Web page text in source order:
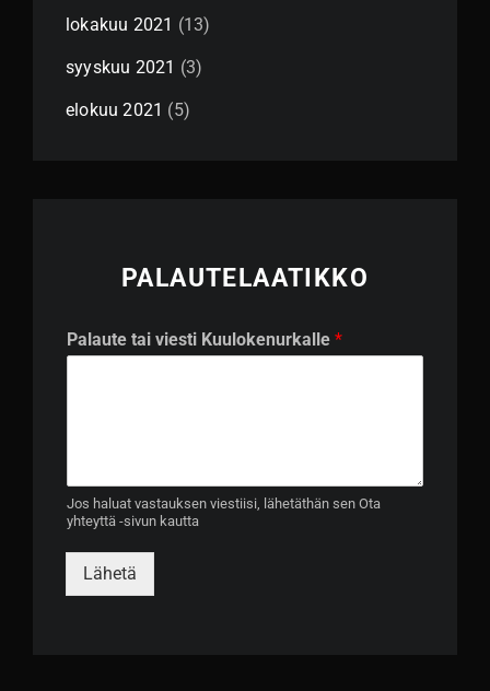
lokakuu 2021 (13)
syyskuu 2021 (3)
elokuu 2021 (5)
PALAUTELAATIKKO
P
a
P
a
l
a
t
Palaute tai viesti Kuulokenurkalle *
Jos haluat vastauksen viestiisi, lähetäthän sen Ota
yhteyttä -sivun kautta
Lähetä